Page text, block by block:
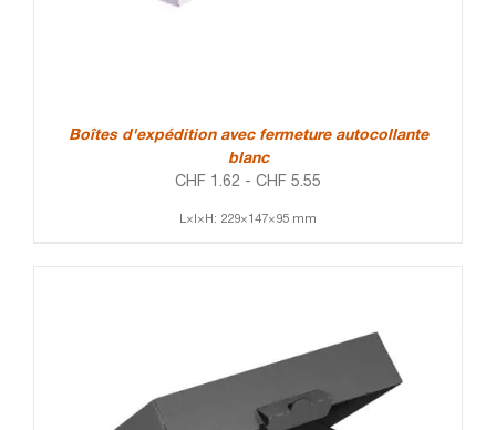
Boîtes d'expédition avec fermeture autocollante
blanc
CHF 1.62 - CHF 5.55
L×l×H: 229×147×95 mm